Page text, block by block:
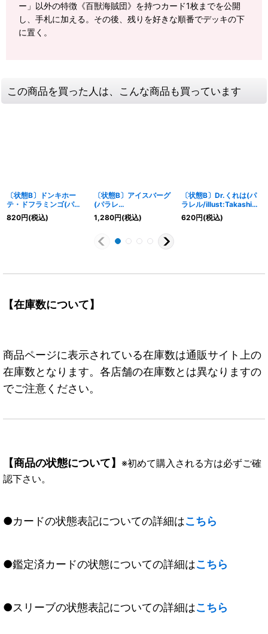
ー」以外の特徴《百獣海賊団》を持つカード1枚までを公開
し、手札に加える。その後、残りを好きな順番でデッキの下
に置く。
この商品を買った人は、こんな商品も買っています
〔状態B〕ドンキホー
テ・ドフラミンゴ(パラ
レル/illust:BISAI)
【SR/P】{OP04-031}
820円(税込)
〔状態B〕アイスバーグ
(パラレ
ル/illust:Anderson)
【L/P】{OP03-058}
1,280円(税込)
〔状態B〕Dr.くれは(パ
ラレル/illust:Takashi
Yoshiike)【R/P】
{OP08-015}
620円(税込)
【在庫数について】
商品ページに表示されている在庫数は通販サイト上の
在庫数となります。各店舗の在庫数とは異なりますの
でご注意ください。
【商品の状態について】 ※初めて購入される方は必ずご確
認下さい。
●カードの状態表記についての詳細はこちら
●鑑定済カードの状態についての詳細はこちら
●スリーブの状態表記についての詳細はこちら